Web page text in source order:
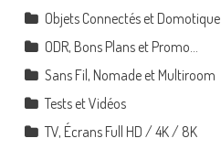
Objets Connectés et Domotique
ODR, Bons Plans et Promo…
Sans Fil, Nomade et Multiroom
Tests et Vidéos
TV, Écrans Full HD / 4K / 8K